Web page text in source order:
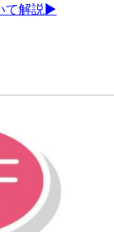
て解説▶